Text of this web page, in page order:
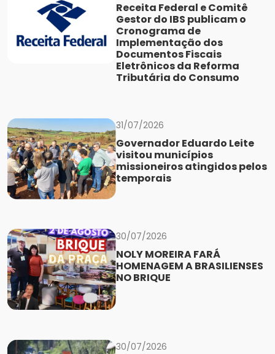
Receita Federal e Comitê
Gestor do IBS publicam o
Cronograma de
Implementação dos
Documentos Fiscais
Eletrônicos da Reforma
Tributária do Consumo
31/07/2026
Governador Eduardo Leite
visitou municípios
missioneiros atingidos pelos
temporais
30/07/2026
NOLY MOREIRA FARÁ
HOMENAGEM A BRASILIENSES
NO BRIQUE
30/07/2026